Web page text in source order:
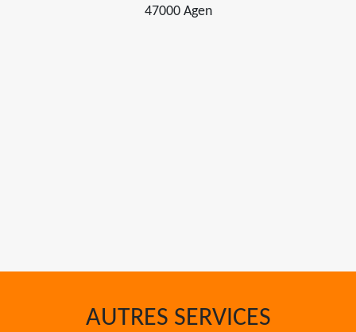
47000 Agen
AUTRES SERVICES